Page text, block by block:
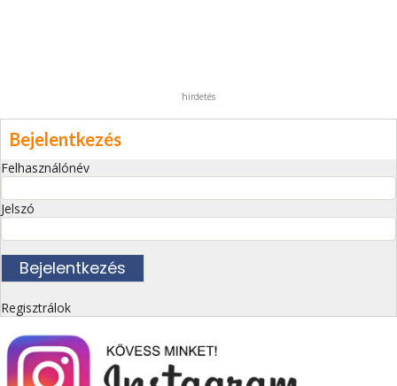
hirdetés
Bejelentkezés
Felhasználónév
Jelszó
Regisztrálok